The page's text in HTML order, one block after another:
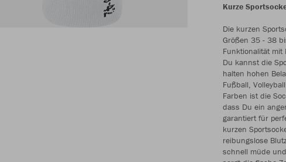
Kurze
Die kurzen
Größen 35 - 38
Funktionalität mit
Du kannst die
halten hohen
Fußball,
Farben ist die
dass Du ein
garantiert für
kurzen
reibungslose
schnell müde